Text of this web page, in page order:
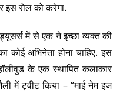
रोल को करेगा.
में से एक ने इच्छा व्यक्त की
अभिनेता होना चाहिए. इस
के एक स्थापित कलाकार
में ट्वीट किया – “माई नेम इज